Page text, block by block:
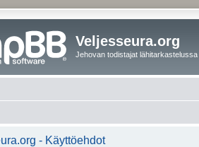
Veljesseura.org
Jehovan todistajat lähitarkastelussa
- Käyttöehdot